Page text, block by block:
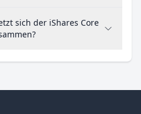
sich der iShares Core